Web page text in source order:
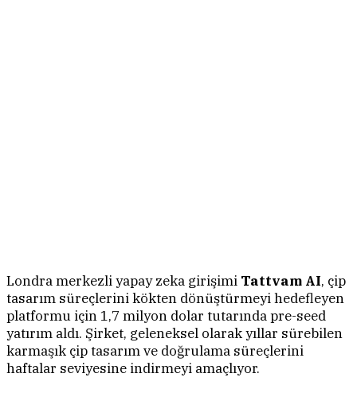
Londra merkezli yapay zeka girişimi Tattvam AI, çip
tasarım süreçlerini kökten dönüştürmeyi hedefleyen
platformu için 1,7 milyon dolar tutarında pre-seed
yatırım aldı. Şirket, geleneksel olarak yıllar sürebilen
karmaşık çip tasarım ve doğrulama süreçlerini
haftalar seviyesine indirmeyi amaçlıyor.